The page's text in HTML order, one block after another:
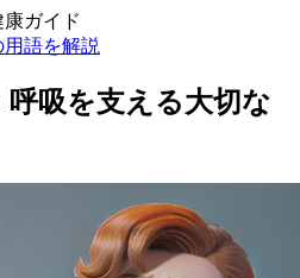
ガイド
用語を解説
吸を支える大切な